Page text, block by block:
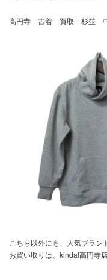
高円寺 古着 買取 杉並
こちら以外にも、人気ブラ
お買い取りは、kindal高円寺